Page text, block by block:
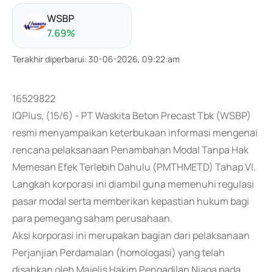
WSBP
7.69%
Terakhir diperbarui: 30-06-2026, 09:22:am
16529822
IQPlus, (15/6) - PT Waskita Beton Precast Tbk (WSBP)
resmi menyampaikan keterbukaan informasi mengenai
rencana pelaksanaan Penambahan Modal Tanpa Hak
Memesan Efek Terlebih Dahulu (PMTHMETD) Tahap VI.
Langkah korporasi ini diambil guna memenuhi regulasi
pasar modal serta memberikan kepastian hukum bagi
para pemegang saham perusahaan.
Aksi korporasi ini merupakan bagian dari pelaksanaan
Perjanjian Perdamaian (homologasi) yang telah